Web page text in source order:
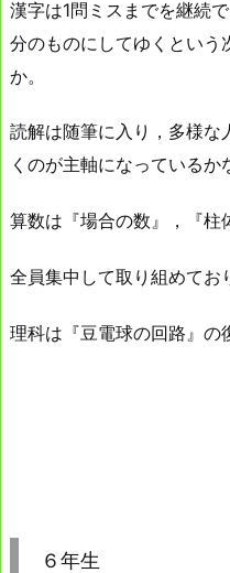
漢字は1問ミスまでを継続
分のものにしてゆくという
か。
読解は随筆に入り，多様な
くのが主軸になっているか
算数は『場合の数』，『柱
全員集中して取り組めてお
理科は『豆電球の回路』の
６年生